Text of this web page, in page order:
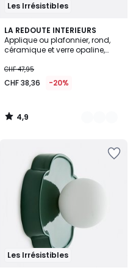
Les Irrésistibles
LA REDOUTE INTERIEURS
Applique ou plafonnier, rond,
céramique et verre opaline,
CHF 47,95
CHF 38,36 -20%
4,9
/ 5
4
Couleurs
4,9
/
Les Irrésistibles